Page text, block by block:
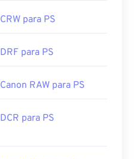
CRW para PS
DRF para PS
Canon RAW para PS
DCR para PS